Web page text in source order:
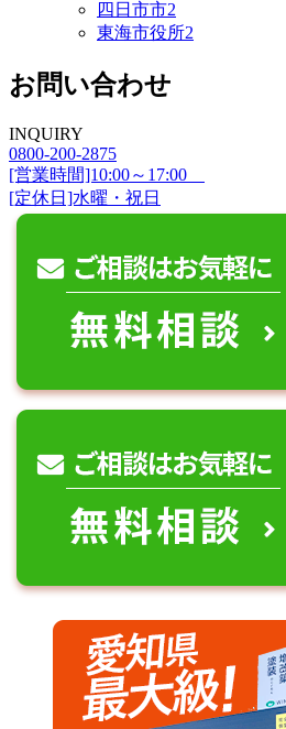
四日市市2
東海市役所2
お問い合わせ
INQUIRY
0800-200-2875
[営業時間]10:00～17:00
[定休日]水曜・祝日